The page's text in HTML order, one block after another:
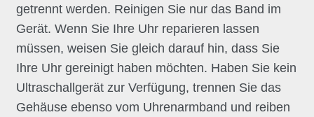
getrennt werden. Reinigen Sie nur das Band im
Gerät. Wenn Sie Ihre Uhr reparieren lassen
müssen, weisen Sie gleich darauf hin, dass Sie
Ihre Uhr gereinigt haben möchten. Haben Sie kein
Ultraschallgerät zur Verfügung, trennen Sie das
Gehäuse ebenso vom Uhrenarmband und reiben